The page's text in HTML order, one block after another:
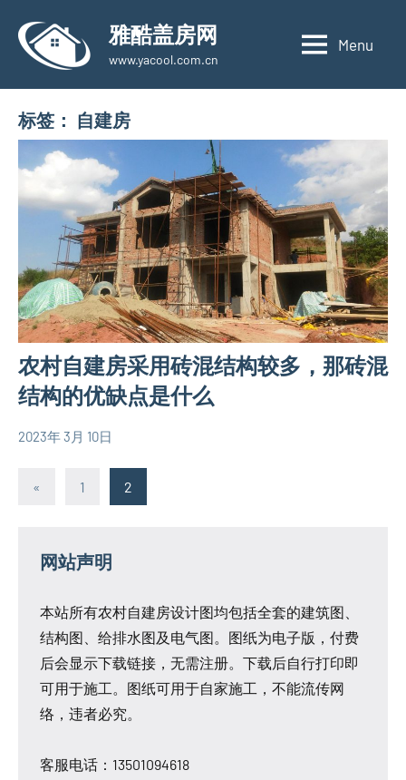
content
雅酷盖房网
www.yacool.com.cn
Menu
标签： 自建房
农村自建房采用砖混结构较多，那砖混
结构的优缺点是什么
2023年 3月 10日
yacool
文
分
« Previous
1 2
网站声明
本站所有农村自建房设计图均包括全套的建筑图、
结构图、给排水图及电气图。图纸为电子版，付费
后会显示下载链接，无需注册。下载后自行打印即
可用于施工。图纸可用于自家施工，不能流传网
络，违者必究。
客服电话：13501094618